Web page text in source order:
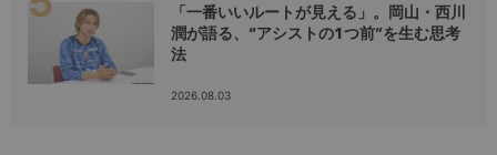
「一番いいルートが見える」。岡山・西川
潤が語る、“アシストの1つ前”を生む思考
法
2026.08.03